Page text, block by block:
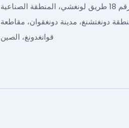
العنوان: رقم 18 طريق لونغشي، المنطقة الصناعية
دونغتشنغ، مدينة دونغقوان، مقاطعة
قوانغدونغ، الصين